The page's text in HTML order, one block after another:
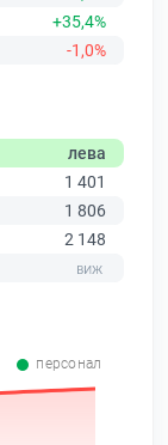
+35,4%
-1,0%
лева
1 401
1 806
2 148
персонал